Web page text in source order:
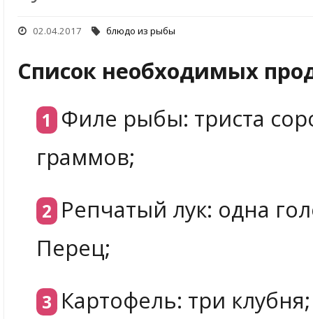
02.04.2017 блюдо из рыбы
Список необходимых
Филе рыбы: триста
граммов;
Репчатый лук: одна
Перец;
Картофель: три клубня;